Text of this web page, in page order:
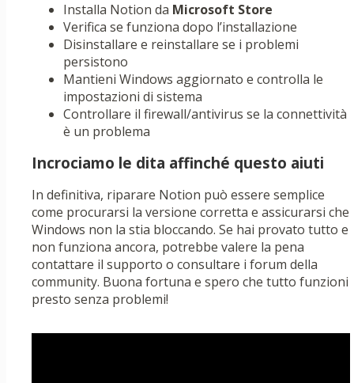
Installa Notion da Microsoft Store
Verifica se funziona dopo l’installazione
Disinstallare e reinstallare se i problemi
persistono
Mantieni Windows aggiornato e controlla le
impostazioni di sistema
Controllare il firewall/antivirus se la connettività
è un problema
Incrociamo le dita affinché questo aiuti
In definitiva, riparare Notion può essere semplice
come procurarsi la versione corretta e assicurarsi che
Windows non la stia bloccando. Se hai provato tutto e
non funziona ancora, potrebbe valere la pena
contattare il supporto o consultare i forum della
community. Buona fortuna e spero che tutto funzioni
presto senza problemi!